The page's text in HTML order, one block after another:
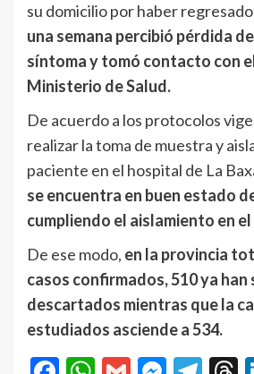
su domicilio por haber
una semana percibió pérdida
síntoma y tomó contacto con
Ministerio de Salud.
De acuerdo a los protocolos
realizar la toma de muestra y
paciente en el hospital de La
se encuentra en buen estado
cumpliendo el aislamiento en
De ese modo, en la provincia
casos confirmados, 510 ya han
descartados mientras que la
estudiados asciende a 534.